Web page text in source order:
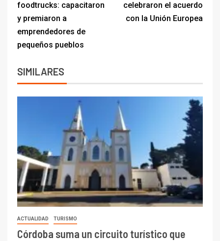
foodtrucks: capacitaron
y premiaron a
emprendedores de
pequeños pueblos
celebraron el acuerdo
con la Unión Europea
SIMILARES
ACTUALIDAD TURISMO
Córdoba suma un circuito turístico que